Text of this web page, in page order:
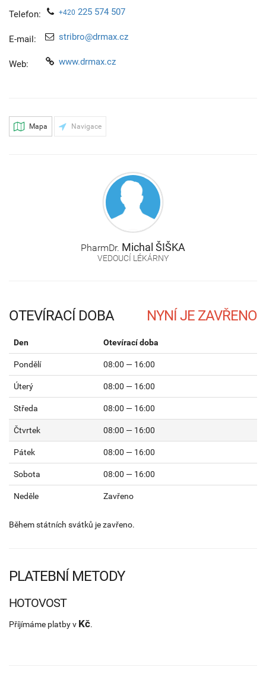
Telefon: +420 225 574 507
E-mail: stribro@drmax.cz
Web: www.drmax.cz
Mapa Navigace
PharmDr. Michal ŠIŠKA
VEDOUCÍ LÉKÁRNY
OTEVÍRACÍ DOBA
Den Otevírací doba
Pondělí 08:00 — 16:00
Úterý 08:00 — 16:00
Středa 08:00 — 16:00
Čtvrtek 08:00 — 16:00
Pátek 08:00 — 16:00
Sobota 08:00 — 16:00
Neděle Zavřeno
Během státních svátků je zavřeno.
PLATEBNÍ METODY
HOTOVOST
Příjímáme platby v Kč.